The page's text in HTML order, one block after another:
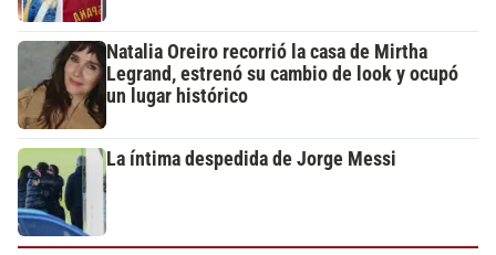
Natalia Oreiro recorrió la casa de Mirtha
Legrand, estrenó su cambio de look y ocupó
un lugar histórico
La íntima despedida de Jorge Messi